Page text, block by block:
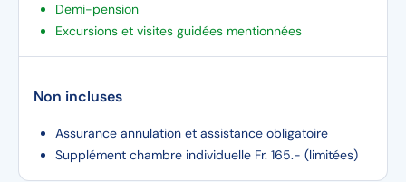
Demi-pension
Excursions et visites guidées mentionnées
Non incluses
Assurance annulation et assistance obligatoire
Supplément chambre individuelle Fr. 165.- (limitées)